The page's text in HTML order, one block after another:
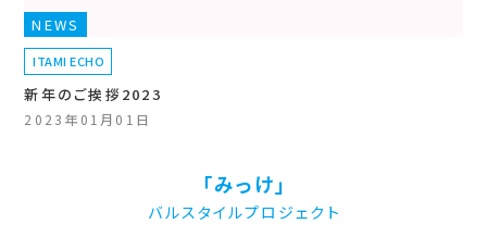
NEWS
ITAMI ECHO
新年のご挨拶2023
2023年01月01日
「みっけ」
バルスタイルプロジェクト